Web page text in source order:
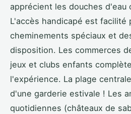
apprécient les douches d'eau
L'accès handicapé est facilité
cheminements spéciaux et
disposition. Les commerces
jeux et clubs enfants
l'expérience. La plage
d'une garderie estivale ! Les
quotidiennes (châteaux de